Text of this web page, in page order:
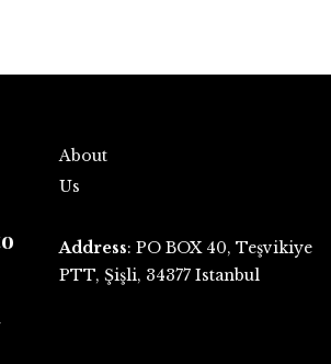
About
Us
Address: PO BOX 40, Teşvikiye
PTT, Şişli, 34377 Istanbul